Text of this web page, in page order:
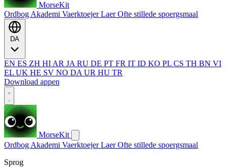
MorseKit
Ordbog Akademi VaerktoejerLaerOfte stillede spoergsmaal
EN ES ZH HI AR JA RU DE PT FR IT ID KO PL CS TH BN VI
EL UK HE SV NO DA UR HU TR
Download appen
MorseKit
Ordbog Akademi VaerktoejerLaerOfte stillede spoergsmaal
Sprog